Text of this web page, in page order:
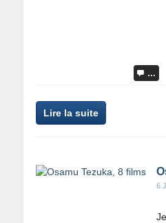
…
Lire la suite
6